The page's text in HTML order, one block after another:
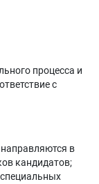
процесса и
с
в
кандидатов;